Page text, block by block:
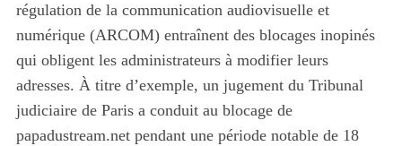
régulation de la communication audiovisuelle et
numérique (ARCOM) entraînent des blocages inopinés
qui obligent les administrateurs à modifier leurs
adresses. À titre d’exemple, un jugement du Tribunal
judiciaire de Paris a conduit au blocage de
papadustream.net pendant une période notable de 18